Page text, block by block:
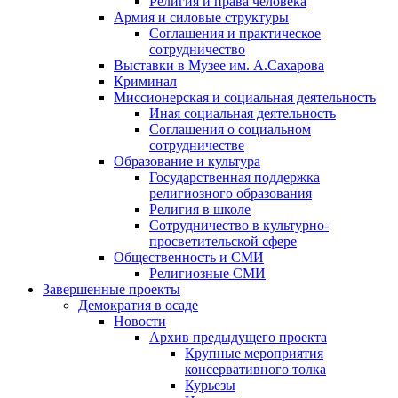
Армия и силовые структуры
Соглашения и практическое
сотрудничество
Выставки в Музее им. А.Сахарова
Криминал
Миссионерская и социальная деятельность
Иная социальная деятельность
Соглашения о социальном
сотрудничестве
Образование и культура
Государственная поддержка
религиозного образования
Религия в школе
Сотрудничество в культурно-
просветительской сфере
Общественность и СМИ
Религиозные СМИ
Завершенные проекты
Демократия в осаде
Новости
Архив предыдущего проекта
Крупные мероприятия
консервативного толка
Курьезы